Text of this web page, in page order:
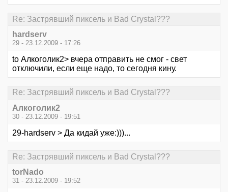
Re: Застрявший пиксель и Bad Crystal???
hardserv
29 - 23.12.2009 - 17:26
to Алкоголик2> вчера отправить не смог - свет
отключили, если еще надо, то сегодня кину.
Re: Застрявший пиксель и Bad Crystal???
Алкоголик2
30 - 23.12.2009 - 19:51
29-hardserv > Да кидай уже:)))...
Re: Застрявший пиксель и Bad Crystal???
torNado
31 - 23.12.2009 - 19:52